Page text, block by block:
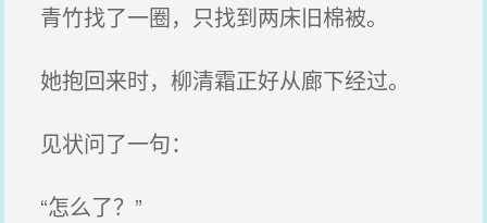
青竹找了一圈，只找到两床旧棉被。
她抱回来时，柳清霜正好从廊下经过。
见状问了一句：
“怎么了？”